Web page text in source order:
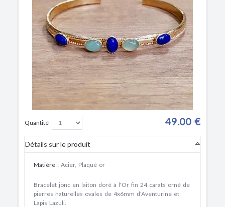
Quantité 49.00 €
Détails sur le produit
Matière : Acier, Plaqué or
Bracelet jonc en laiton doré à l'Or fin 24 carats orné de
pierres naturelles ovales de 4x6mm d'Aventurine et
Lapis Lazuli.